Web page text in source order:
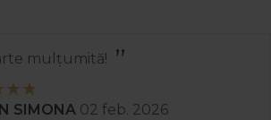
mulțumită!
SIMONA 02 feb. 2026